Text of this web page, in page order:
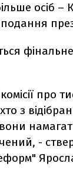
осіб –
про
з
-